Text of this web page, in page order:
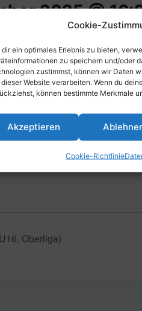
Cookie-
dir ein optimales Erlebnis zu bieten,
zu speichern und/oder
zustimmst, können wir Daten
Website verarbeiten. Wenn du
können bestimmte Merkmale
Akzeptieren
Cookie-Richtlinie
2025 @
Oberliga)